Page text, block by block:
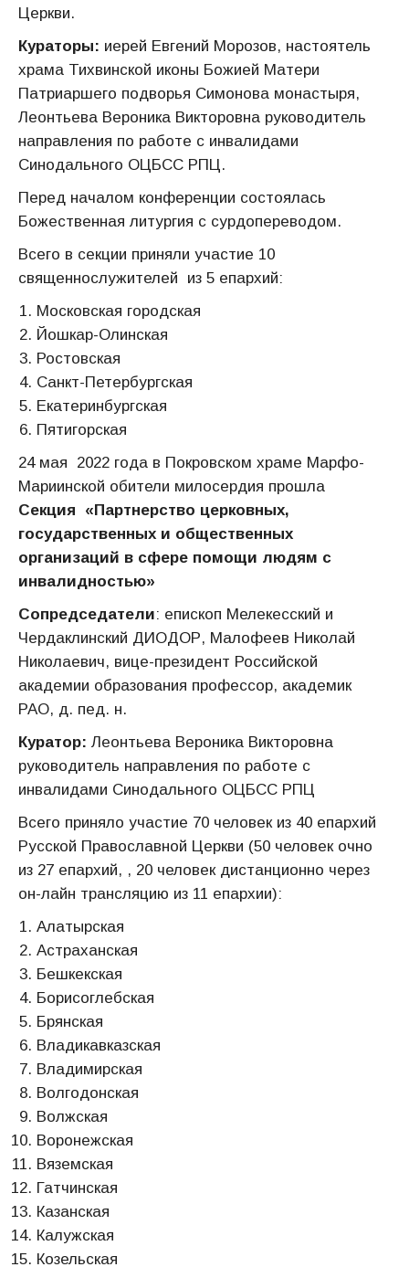
Церкви.
Кураторы: иерей Евгений Морозов, настоятель
храма Тихвинской иконы Божией Матери
Патриаршего подворья Симонова монастыря,
Леонтьева Вероника Викторовна руководитель
направления по работе с инвалидами
Синодального ОЦБСС РПЦ.
Перед началом конференции состоялась
Божественная литургия с сурдопереводом.
Всего в секции приняли участие 10
священнослужителей из 5 епархий:
Московская городская
Йошкар-Олинская
Ростовская
Санкт-Петербургская
Екатеринбургская
Пятигорская
24 мая 2022 года в Покровском храме Марфо-
Мариинской обители милосердия прошла
Секция «Партнерство церковных,
государственных и общественных
организаций в сфере помощи людям с
инвалидностью»
Сопредседатели: епископ Мелекесский и
Чердаклинский ДИОДОР, Малофеев Николай
Николаевич, вице-президент Российской
академии образования профессор, академик
РАО, д. пед. н.
Куратор: Леонтьева Вероника Викторовна
руководитель направления по работе с
инвалидами Синодального ОЦБСС РПЦ
Всего приняло участие 70 человек из 40 епархий
Русской Православной Церкви (50 человек очно
из 27 епархий, , 20 человек дистанционно через
он-лайн трансляцию из 11 епархии):
Алатырская
Астраханская
Бешкекская
Борисоглебская
Брянская
Владикавказская
Владимирская
Волгодонская
Волжская
Воронежская
Вяземская
Гатчинская
Казанская
Калужская
Козельская